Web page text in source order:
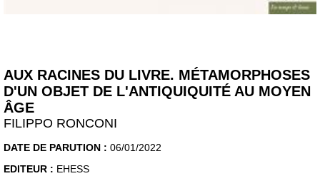
AUX RACINES DU LIVRE. MÉTAMORPHOSES
D'UN OBJET DE L'ANTIQUIQUITÉ AU MOYEN
ÂGE
FILIPPO RONCONI
DATE DE PARUTION : 06/01/2022
EDITEUR : EHESS